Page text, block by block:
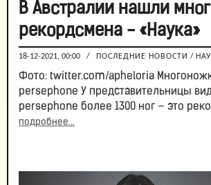
В Австралии нашли
рекордсмена - «Наука»
18-12-2021, 00:00 / ПОСЛЕДНИЕ НОВОСТИ /
Фото: twitter.com/apheloria
рersephone У представительницы
рersephone более 1300 ног – это
подробнее...